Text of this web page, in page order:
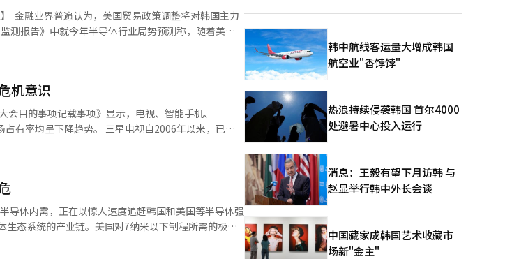
临的下行风险显著增强。尽管今年高附加值的半导体
大幅增加。钢铁行业方面，由于韩国建筑业景气萧条
，美国计划征收25%的关税，进一步加剧了该行业的
府放松包括化石燃料在内的能源政策、加强同盟国合
府实施普遍关税，韩国的总出口额或将同比（6838亿
中预测，中小企业对美国出口的打击将比大企业更为
，汽车、通信设备和精密化学产品的对美国出口减幅
机意识
目的事项记载事项》显示，电视、智能手机、
三星电视自2006年以来，已连
，预计2024年降至28.3%。主要原因在于TCL等中
示，受AI智能手机需求增长带动，预计全球智能手机
星电子分析认为，主要竞争对手的追赶步伐加快，
库存调整可能持续至2024年第一季度，而服务器市
导体内需，正在以惊人速度追赶韩国和美国等半导体强
态系统的产业链。美国对7纳米以下制程所需的极紫
储器（HBM）实施出口管制后，中国加快自主研发
版
韩中航线客运量大增成韩国
航空业"香饽饽"
热浪持续侵袭韩国 首尔4000
处避暑中心投入运行
消息：王毅有望下月访韩 与
赵显举行韩中外长会谈
中国藏家成韩国艺术收藏市
场新"金主"